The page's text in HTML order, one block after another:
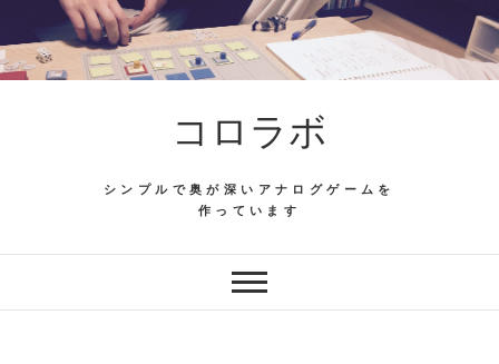
to
content
コロラボ
シンプルで奥が深いアナログゲームを
作っています